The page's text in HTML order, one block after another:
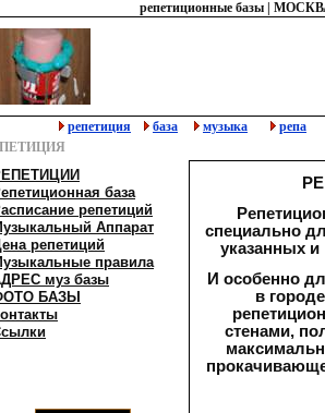
репетиционные базы
репетиция база музыка
репа
база
репетиций
Аппарат
репетиций
правила
муз базы
БАЗЫ
специально
указанных и
И особенно
в
стенами,